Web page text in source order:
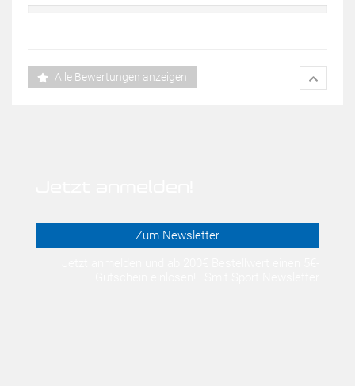
Alle Bewertungen anzeigen
Zum Newsletter